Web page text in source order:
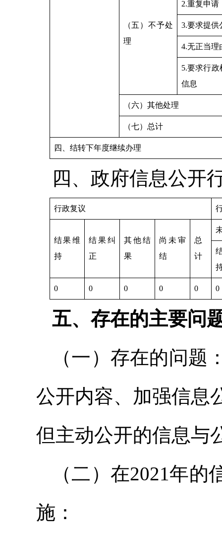
（五）不予处
理
2.重复申请
3.要求提供
4.无正当理
5.要求行
信息
（六）其他处理
（七）总计
四、结转下年度继续办理
四、政府信息公开
行政复议
结果维
持
结果纠
正
其他结
果
尚未审
结
总
计
0 0 0 0 0 0
五、存在的主要问
（一）存在的问题
公开内容、加强信息
但主动公开的信息与
（二）在2021年
施：